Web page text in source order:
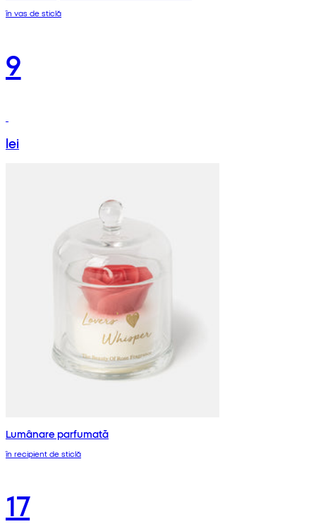
în vas de sticlă
9
lei
Lumânare parfumată
în recipient de sticlă
17